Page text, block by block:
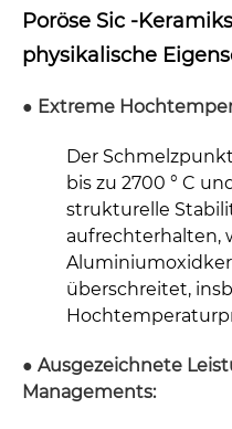
Poröse Sic -
physikalische
● Extreme
Der
bis zu 2700 ° C
strukturelle
aufrechterhalten,
überschreitet,
● Ausgezeichnete
Managements: